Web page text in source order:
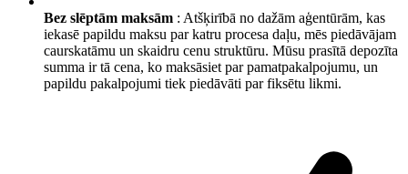
Bez slēptām maksām : Atšķirībā no dažām aģentūrām, kas
iekasē papildu maksu par katru procesa daļu, mēs piedāvājam
caurskatāmu un skaidru cenu struktūru. Mūsu prasītā depozīta
summa ir tā cena, ko maksāsiet par pamatpakalpojumu, un
papildu pakalpojumi tiek piedāvāti par fiksētu likmi.